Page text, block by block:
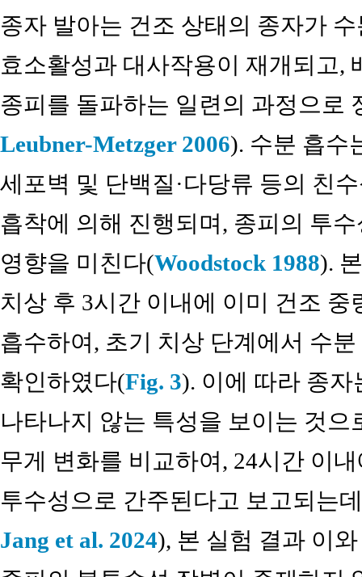
종자 발아는 건조 상태의 종자가
효소활성과 대사작용이 재개되고,
종피를 돌파하는 일련의 과정으로
Leubner-Metzger 2006). 수분 흡수
세포벽 및 단백질·다당류 등의 친
흡착에 의해 진행되며, 종피의 투
영향을 미친다(Woodstock 1988).
치상 후 3시간 이내에 이미 건조 중
흡수하여, 초기 치상 단계에서 수
확인하였다(Fig. 3). 이에 따라 종
나타나지 않는 특성을 보이는 것
무게 변화를 비교하여, 24시간 이
투수성으로 간주된다고 보고되는
Jang et al. 2024), 본 실험 결과 이